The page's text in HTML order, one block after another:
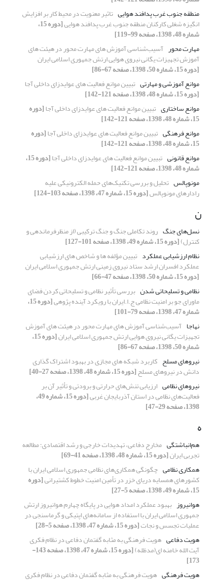
منطقه جنوب غرب پدافند هوایی تاثیر معنویت در محیط کار بر افزایش
انگیزه شغلی کارکنان منطقه جنوب غرب پدافند هوایی [دوره 15،
شماره 48، 1398، صفحه 99-119]
مهارت محور آسیب‌شناسی آموزش های مهارت محور در هیئت های
آموزش تجهیزات یگانی نیروی هوایی ارتش جمهوری اسلامی ایران
[دوره 15، شماره 50، 1398، صفحه 67-86]
موانع آموزشی و مهارتی تبیین موانع فعالیت های عوایدزای داخلی آجا
[دوره 15، شماره 48، 1398، صفحه 121-142]
موانع ساختاری تبیین موانع فعالیت های عوایدزای داخلی آجا[دوره
15، شماره 48، 1398، صفحه 121-142]
موانع فرهنگی تبیین موانع فعالیت های عوایدزای داخلی آجا[دوره
15، شماره 48، 1398، صفحه 121-142]
موانع قانونی تبیین موانع فعالیت های عوایدزای داخلی آجا [دوره 15،
شماره 48، 1398، صفحه 121-142]
مونوپالس تحلیل و بررسی تکنیک‌های حمله الکترونیکی علیه
رادارهای مونوپالس[دوره 15، شماره 47، 1398، صفحه 103-124]
ن
نسل‌های جنگ روند تکاملی جنگ و جنگ ترکیبی (از منظرفرماندهی و
کنترل)[دوره 15، شماره 49، 1398، صفحه 101-127]
نظام ارزشیابی عملکرد تبیین مؤلفه ها و شاخص های ارزشیابی
عملکرد افسران ارشد ستاد نیروی زمینی ارتش جمهوری اسلامی ایران
[دوره 15، شماره 50، 1398، صفحه 47-66]
نظامی و تسلیحاتی شدن بررسی تأثیر نظامی و تسلیحاتی کردن فضای
ماورای جو بر امنیت نظامی ج.ا.ایران با رویکرد آینده پژوهی [دوره 15،
شماره 47، 1398، صفحه 79-101]
نهاجا آسیب‌شناسی آموزش های مهارت محور در هیئت های آموزش
تجهیزات یگانی نیروی هوایی ارتش جمهوری اسلامی ایران [دوره 15،
شماره 50، 1398، صفحه 67-86]
نیروهای مسلح کاربرد شبکه های مجازی در بهبود اشتراک گذاری
دانش در نیروهای مسلح[دوره 15، شماره 48، 1398، صفحه 27-40]
نیروهای نظامی ارزیابی تنش‌های حرارتی و برودتی و تأثیر آن بر
فعالیت‌های نظامی در استان آذربایجان غربی [دوره 15، شماره 49،
1398، صفحه 29-47]
ه
هم‌انباشتگی مخارج دفاعی، تهدیدات خارجی و رشد اقتصادی: مطالعه
تجربی ایران[دوره 15، شماره 48، 1398، صفحه 41-69]
همکاری نظامی چگونگی همکاری‌های نظامی جمهوری اسلامی ایران با
کشورهای همسایه دریای خزر در تأمین امنیت خطوط کشتیرانی[دوره
15، شماره 49، 1398، صفحه 5-27]
هوانیروز بهبود عملکرد امداد هوایی در پایگاه چهارم هوانیروز ارتش
جمهوری اسلامی ایران با استفاده از‌ سامانه‌های اپتیکی و گرماسنجی در
عملیات تجسس و نجات[دوره 15، شماره 47، 1398، صفحه 5-28]
هویت دفاعی هویت فرهنگی به مثابه گفتمان دفاعی در نظام فکری
آیت الله خامنه ای(مدظله) [دوره 15، شماره 47، 1398، صفحه 143-
173]
هویت فرهنگی هویت فرهنگی به مثابه گفتمان دفاعی در نظام فکری